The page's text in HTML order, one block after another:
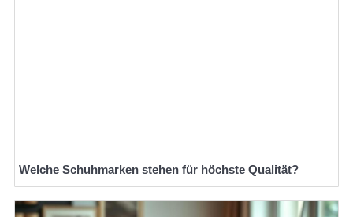
Welche Schuhmarken stehen für höchste Qualität?